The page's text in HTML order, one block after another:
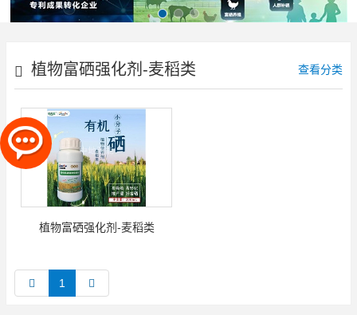
植物富硒强化剂-麦稻类 查看分类
植物富硒强化剂-麦稻类
1